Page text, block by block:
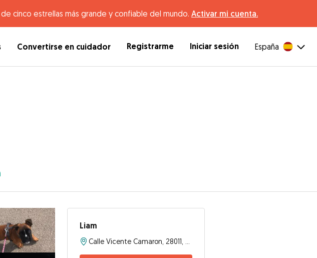
cinco estrellas más grande y confiable del mundo. Activar mi cuenta.
Convertirse en cuidador Registrarme Iniciar sesión España
Liam